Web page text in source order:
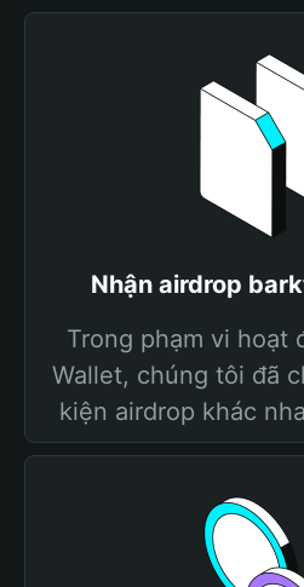
Nhận airdrop
Trong phạm vi hoạt
Wallet, chúng tôi đã
kiện airdrop khác